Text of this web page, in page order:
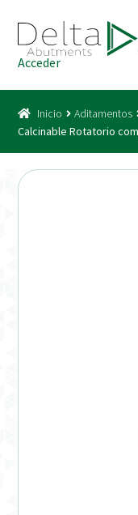
a
la
navegación
al
contenido
Acceso
Acceder
Inicio Aditamentos
Calcinable Rotatorio